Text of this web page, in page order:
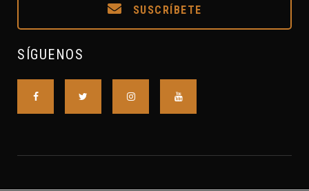
SUSCRÍBETE
SÍGUENOS